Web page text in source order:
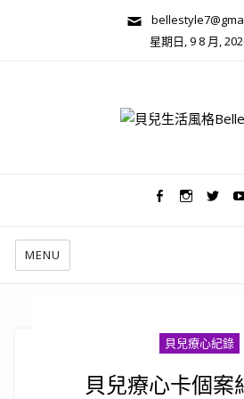
星期日, 9 8 月,
MENU
貝兒療心紀錄
貝兒療心卡個案